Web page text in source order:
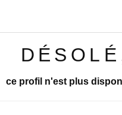
ce profil n'est plus